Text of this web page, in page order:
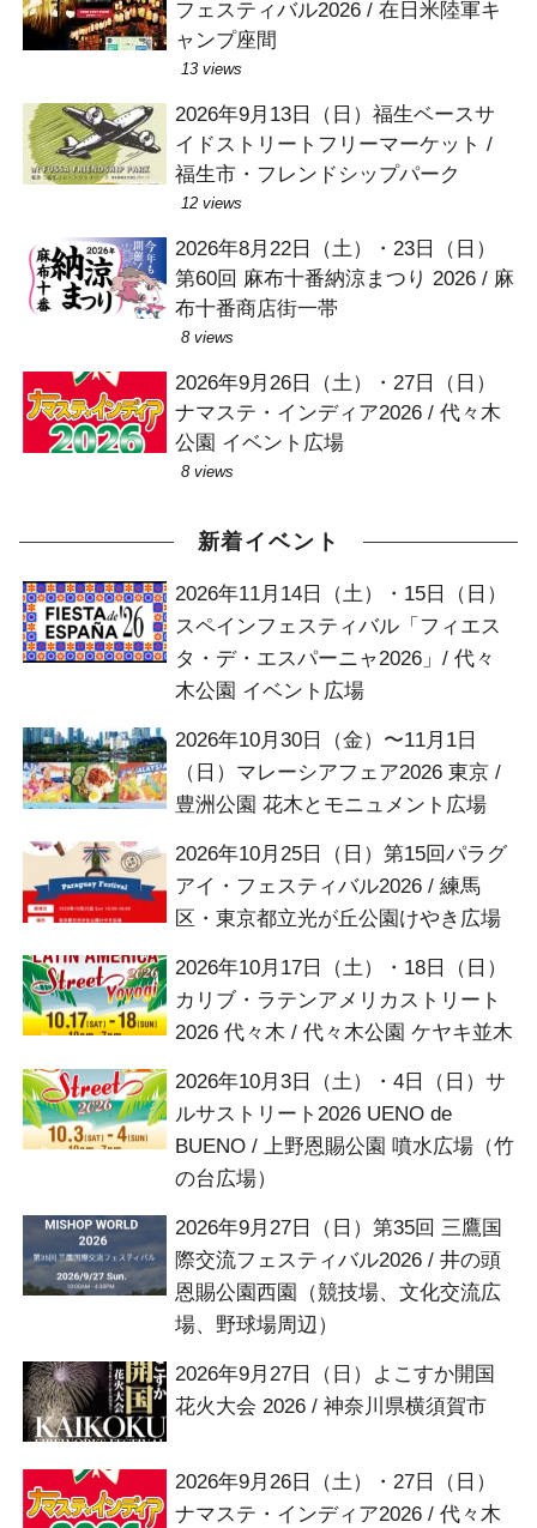
フェスティバル2026 / 在日米陸軍キ
ャンプ座間
13 views
2026年9月13日（日）福生ベースサ
イドストリートフリーマーケット /
福生市・フレンドシップパーク
12 views
2026年8月22日（土）・23日（日）
第60回 麻布十番納涼まつり 2026 / 麻
布十番商店街一帯
8 views
2026年9月26日（土）・27日（日）
ナマステ・インディア2026 / 代々木
公園 イベント広場
8 views
新着イベント
2026年11月14日（土）・15日（日）
スペインフェスティバル「フィエス
タ・デ・エスパーニャ2026」/ 代々
木公園 イベント広場
2026年10月30日（金）〜11月1日
（日）マレーシアフェア2026 東京 /
豊洲公園 花木とモニュメント広場
2026年10月25日（日）第15回パラグ
アイ・フェスティバル2026 / 練馬
区・東京都立光が丘公園けやき広場
2026年10月17日（土）・18日（日）
カリブ・ラテンアメリカストリート
2026 代々木 / 代々木公園 ケヤキ並木
2026年10月3日（土）・4日（日）サ
ルサストリート2026 UENO de
BUENO / 上野恩賜公園 噴水広場（竹
の台広場）
2026年9月27日（日）第35回 三鷹国
際交流フェスティバル2026 / 井の頭
恩賜公園西園（競技場、文化交流広
場、野球場周辺）
2026年9月27日（日）よこすか開国
花火大会 2026 / 神奈川県横須賀市
2026年9月26日（土）・27日（日）
ナマステ・インディア2026 / 代々木